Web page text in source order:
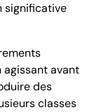
significative
agissant avant
des
classes